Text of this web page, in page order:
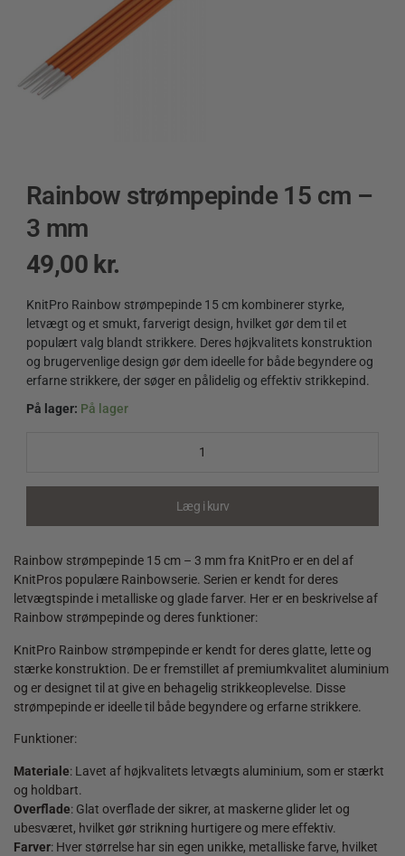
Rainbow strømpepinde 15 cm –
3 mm
49,00 kr.
KnitPro Rainbow strømpepinde 15 cm kombinerer styrke,
letvægt og et smukt, farverigt design, hvilket gør dem til et
populært valg blandt strikkere. Deres højkvalitets konstruktion
og brugervenlige design gør dem ideelle for både begyndere og
erfarne strikkere, der søger en pålidelig og effektiv strikkepind.
På lager: På lager
Rainbow
quantity
Læg i kurv
Rainbow strømpepinde 15 cm – 3 mm fra KnitPro er en del af
KnitPros populære Rainbowserie. Serien er kendt for deres
letvægtspinde i metalliske og glade farver. Her er en beskrivelse af
Rainbow strømpepinde og deres funktioner:
KnitPro Rainbow strømpepinde er kendt for deres glatte, lette og
stærke konstruktion. De er fremstillet af premiumkvalitet aluminium
og er designet til at give en behagelig strikkeoplevelse. Disse
strømpepinde er ideelle til både begyndere og erfarne strikkere.
Funktioner:
Materiale: Lavet af højkvalitets letvægts aluminium, som er stærkt
og holdbart.
Overflade: Glat overflade der sikrer, at maskerne glider let og
ubesværet, hvilket gør strikning hurtigere og mere effektiv.
Farver: Hver størrelse har sin egen unikke, metalliske farve, hvilket